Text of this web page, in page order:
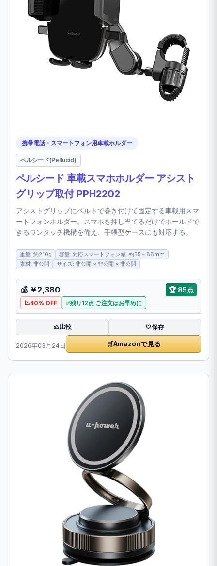
携帯電話・スマートフォン用車載ホルダー
ペルシード(Pellucid)
ペルシード 車載スマホホルダー アシスト
グリップ取付 PPH2202
アシストグリップにベルトで巻き付けて固定する車載用スマ
ートフォンホルダー。スマホを押し当てるだけでホールドで
きるワンタッチ機構を備え、手帳型ケースにも対応する。
重量: 約210g
容量: 対応スマートフォン幅: 約55～88mm
素材: 非公開
サイズ: 非公開 × 非公開 × 非公開
💰 ￥2,380 🏆85点
40% OFF 残り12点 ご注文はお早めに
⚖️比較 🤍保存
2026年03月24日 🛒Amazonで見る